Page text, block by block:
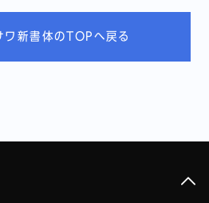
新書体のTOPへ戻る